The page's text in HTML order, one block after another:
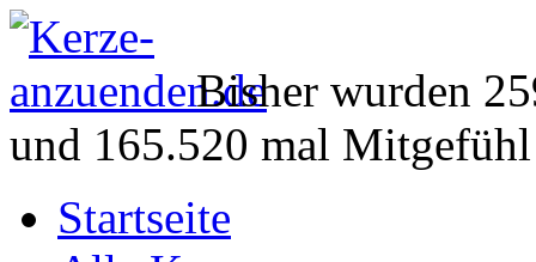
Bisher wurden
und 165.520 mal
Startseite